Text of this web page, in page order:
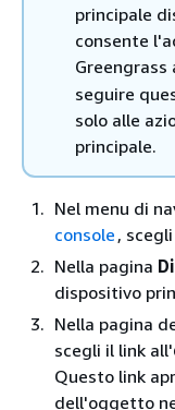
principale
consente
Greengrass
seguire
solo alle
principale.
Nel menu di
console , scegli
Nella pagina
dispositivo
Nella pagina
scegli il link all'
Questo link
dell'oggetto